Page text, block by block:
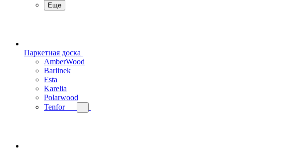
Еще
Паркетная доска
AmberWood
Barlinek
Esta
Karelia
Polarwood
Tenfor